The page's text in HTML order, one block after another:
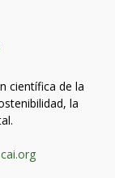
científica de la
la